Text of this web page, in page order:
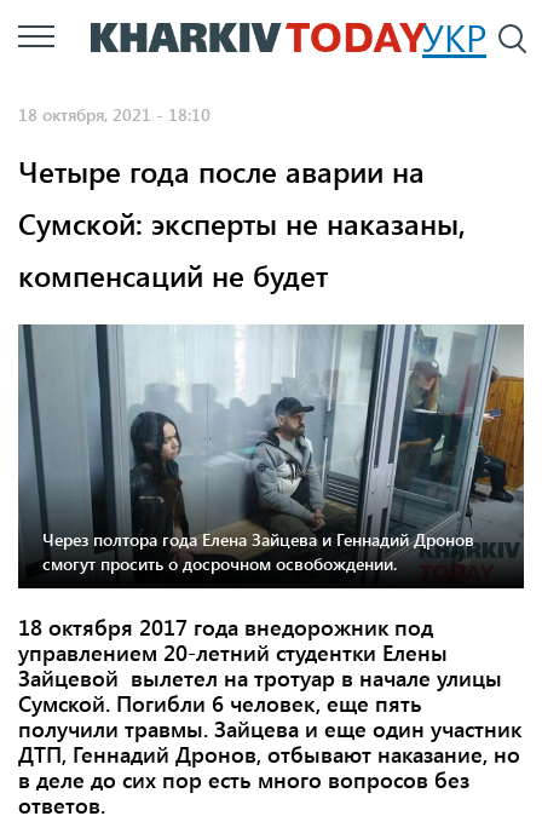
Перейти
к
УКР
18 октября, 2021 - 18:10
Четыре года после аварии на
Сумской: эксперты не наказаны,
компенсаций не будет
Через полтора года Елена Зайцева и Геннадий Дронов
смогут просить о досрочном освобождении.
18 октября 2017 года внедорожник под
управлением 20-летний студентки Елены
Зайцевой вылетел на тротуар в начале улицы
Сумской. Погибли 6 человек, еще пять
получили травмы. Зайцева и еще один участник
ДТП, Геннадий Дронов, отбывают наказание, но
в деле до сих пор есть много вопросов без
ответов.